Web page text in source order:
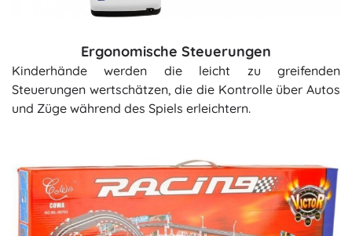
Ergonomische Steuerungen
Kinderhände werden die leicht zu greifenden
Steuerungen wertschätzen, die die Kontrolle über Autos
und Züge während des Spiels erleichtern.